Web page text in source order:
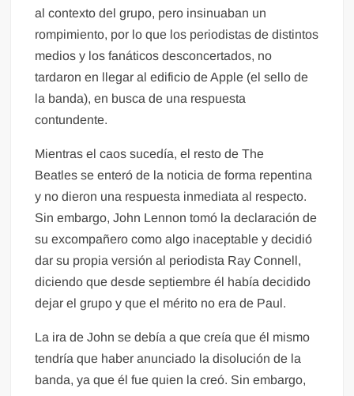
al contexto del grupo, pero insinuaban un
rompimiento, por lo que los periodistas de distintos
medios y los fanáticos desconcertados, no
tardaron en llegar al edificio de Apple (el sello de
la banda), en busca de una respuesta
contundente.
Mientras el caos sucedía, el resto de The
Beatles se enteró de la noticia de forma repentina
y no dieron una respuesta inmediata al respecto.
Sin embargo, John Lennon tomó la declaración de
su excompañero como algo inaceptable y decidió
dar su propia versión al periodista Ray Connell,
diciendo que desde septiembre él había decidido
dejar el grupo y que el mérito no era de Paul.
La ira de John se debía a que creía que él mismo
tendría que haber anunciado la disolución de la
banda, ya que él fue quien la creó. Sin embargo,